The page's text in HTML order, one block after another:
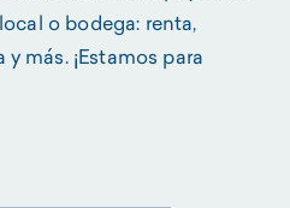
o bodega: renta,
más. ¡Estamos para